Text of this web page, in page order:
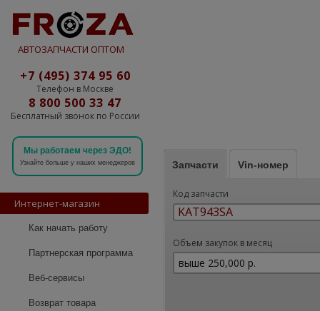
АВТОЗАПЧАСТИ ОПТОМ
+7 (495) 374 95 60
Телефон в Москве
8 800 500 33 47
Бесплатный звонок по России
Мы работаем через ЭДО!
Узнайте больше у наших менеджеров
Интернет-магазин
Как начать работу
Партнерская программа
Веб-сервисы
Возврат товара
Запчасти Vin-номер
Код запчасти
Объем закупок в месяц